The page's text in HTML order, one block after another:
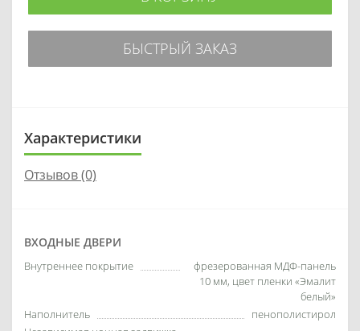
БЫСТРЫЙ ЗАКАЗ
Характеристики
Отзывов (0)
ВХОДНЫЕ ДВЕРИ
Внутреннее покрытие
фрезерованная МДФ-панель
10 мм, цвет пленки «Эмалит
белый»
Наполнитель
пенополистирол